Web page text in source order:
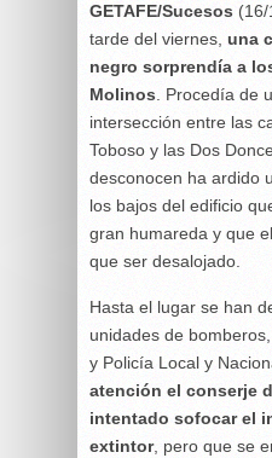
GETAFE/Sucesos (16/
tarde del viernes, una
negro sorprendía a
Molinos. Procedía de
intersección entre las
Toboso y las Dos
desconocen ha ardido
los bajos del edificio
gran humareda y que
que ser desalojado.
Hasta el lugar se han
unidades de
y Policía Local y
atención el conserje
intentado sofocar el
extintor, pero que se